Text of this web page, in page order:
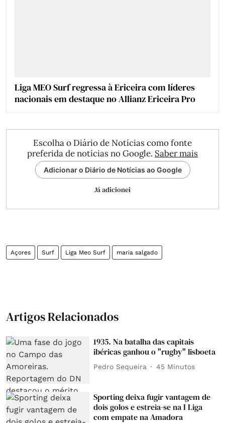
Liga MEO Surf regressa à Ericeira com líderes
nacionais em destaque no Allianz Ericeira Pro
Escolha o Diário de Notícias como fonte
preferida de notícias no Google. Saber mais
Adicionar o Diário de Notícias ao Google
Já adicionei
Açores Surf Liga Meo Surf maria salgado
Artigos Relacionados
1935. Na batalha das capitais
ibéricas ganhou o "rugby" lisboeta
Pedro Sequeira 45 Minutos
Sporting deixa fugir vantagem de
dois golos e estreia-se na I Liga
com empate na Amadora